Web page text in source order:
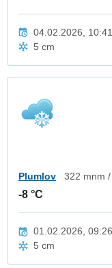
04.02.2026, 10:41
5 cm
Plumlov 322 mnm
-8 °C
01.02.2026, 09:26
5 cm